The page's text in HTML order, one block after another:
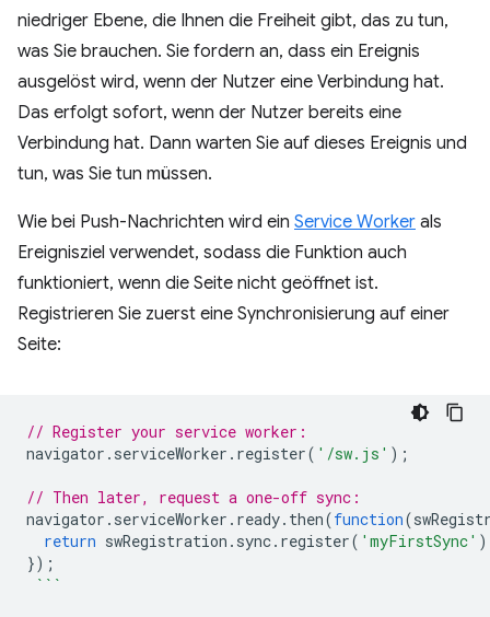
niedriger Ebene, die Ihnen die Freiheit gibt, das zu tun,
was Sie brauchen. Sie fordern an, dass ein Ereignis
ausgelöst wird, wenn der Nutzer eine Verbindung hat.
Das erfolgt sofort, wenn der Nutzer bereits eine
Verbindung hat. Dann warten Sie auf dieses Ereignis und
tun, was Sie tun müssen.
Wie bei Push-Nachrichten wird ein Service Worker als
Ereignisziel verwendet, sodass die Funktion auch
funktioniert, wenn die Seite nicht geöffnet ist.
Registrieren Sie zuerst eine Synchronisierung auf einer
Seite:
// Register your service worker:
navigator . serviceWorker . register( '/sw.js' );
// Then later, request a one-off sync:
navigator . serviceWorker . ready. then(function(
return swRegistration . sync. register( 'myFirstSync'
});
```